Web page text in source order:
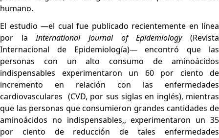
humano.
El estudio —el cual fue publicado recientemente en línea
por laInternational Journal of Epidemiology(Revista
Internacional de Epidemiología)— encontró que las
personas con un alto consumo de aminoácidos
indispensables experimentaron un 60 por ciento de
incremento en relación con las enfermedades
cardiovasculares (CVD, por sus siglas en inglés), mientras
que las personas que consumieron grandes cantidades de
aminoácidos no indispensables,, experimentaron un 35
por ciento de reducción de tales enfermedades